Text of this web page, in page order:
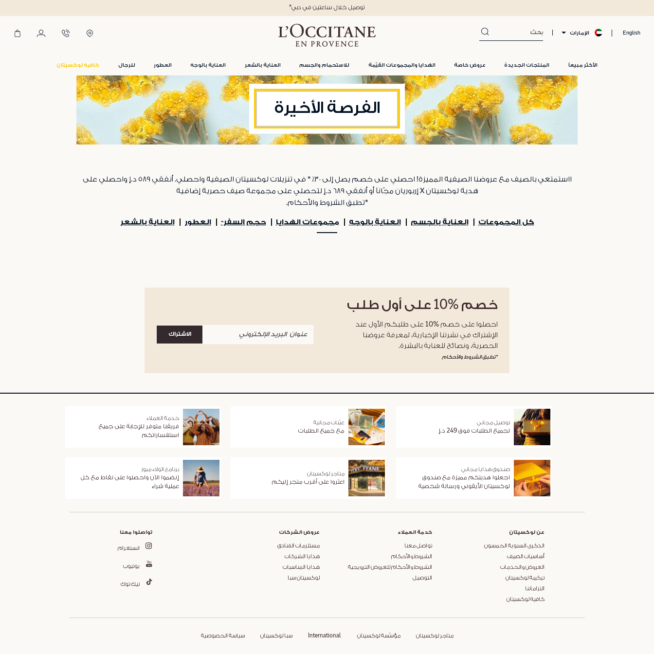
English الإمارات
الأكثر مبيعاً المنتجات الجديدة عروض خاصة الهدايا والمجموعات القيّمة للاستحمام والجسم العناية بالشعر العناية بالوجه العطور للرجال كافيه لوكسيتان
*توصيل خلال ساعتين في دبي
الفرصة الأخيرة
ااستمتعي بالصيف مع عروضنا الصيفية المميزة! احصلي على خصم يصل إلى ٣٠٪ * في تنزيلات لوكسيتان الصيفية واحصلي. أنفقي ٥٨٩ د.إ واحصلي على
هدية لوكسيتان X إربوريان مجّاناً أو أنفقي ٦٨٩ د.إ لتحصلي على مجموعة صيف حصرية إضافية
*تطبق الشروط والأحكام.
كل المجموعات العناية بالجسم العناية بالوجه مجموعات الهدايا حجم السفر- العطور العناية بالشعر
خصم %10 على أول طلب
احصلوا على خصم %10 على طلبكم الأول عند
الإشتراك في نشرتنا الإخبارية، لمعرفة عروضنا
الحصرية، ونصائح للعناية بالبشرة.
*تطبق الشروط والأحكام
الاشتراك
توصيل مجاني
لجميع الطلبات فوق 249 د.إ
عيّنات مجانية
مع جميع الطلبات
خدمة العملاء
فريقنا متوفر للإجابة على جميع
استفساراتكم
صندوق هدايا مجاني
اجعلوا هديتكم مميزة مع صندوق
لوكسيتان الأيقوني ورسالة شخصية
متاجر لوكسيتان
اعثروا على أقرب متجر إليكم
برنامج الولاء ميوز
إنضموا الآن واحصلوا على نقاط مع كل
عملية شراء
عن لوكسيتان
الذكرى السنوية الخمسون
أساسيات الصيف
العروض والخدمات
تركيبة لوكسيتان
التزاماتنا
كافيه لوكسيتان
خدمة العملاء
تواصل معنا
الشروط والأحكام
الشروط والأحكام للعروض الترويجية
التوصيل
عروض الشركات
مستلزمات الفنادق
هدايا الشركات
هدايا المناسبات
لوكسيتان سبا
تواصلوا معنا
انستغرام
يوتيوب
تيك توك
متاجر لوكسيتان مؤسّسة لوكسيتان International سبا لوكسيتان سياسة الخصوصية